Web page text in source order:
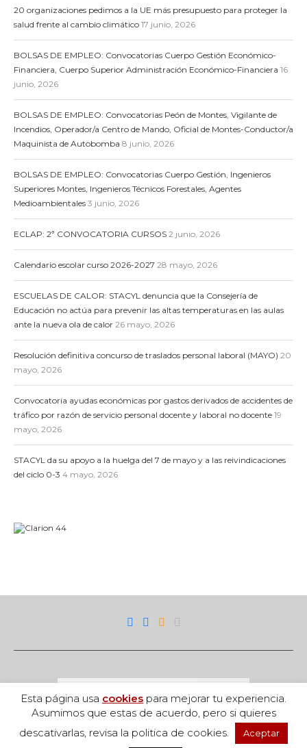
20 organizaciones pedimos a la UE más presupuesto para proteger la
salud frente al cambio climático 17 junio, 2026
BOLSAS DE EMPLEO: Convocatorias Cuerpo Gestión Económico-
Financiera, Cuerpo Superior Administración Económico-Financiera 16
junio, 2026
BOLSAS DE EMPLEO: Convocatorias Peón de Montes, Vigilante de
Incendios, Operador/a Centro de Mando, Oficial de Montes-Conductor/a
Maquinista de Autobomba 8 junio, 2026
BOLSAS DE EMPLEO: Convocatorias Cuerpo Gestión, Ingenieros
Superiores Montes, Ingenieros Técnicos Forestales, Agentes
Medioambientales 3 junio, 2026
ECLAP: 2ª CONVOCATORIA CURSOS 2 junio, 2026
Calendario escolar curso 2026-2027 28 mayo, 2026
ESCUELAS DE CALOR: STACYL denuncia que la Consejería de
Educación no actúa para prevenir las altas temperaturas en las aulas
ante la nueva ola de calor 26 mayo, 2026
Resolución definitiva concurso de traslados personal laboral (MAYO) 20
mayo, 2026
Convocatoria ayudas económicas por gastos derivados de accidentes de
tráfico por razón de servicio personal docente y laboral no docente 19
mayo, 2026
STACYL da su apoyo a la huelga del 7 de mayo y a las reivindicaciones
del ciclo 0-3 4 mayo, 2026
Esta página usa cookies para mejorar tu experiencia.
Asumimos que estas de acuerdo, pero si quieres
descativarlas, revisa la politica de cookies.
Aceptar